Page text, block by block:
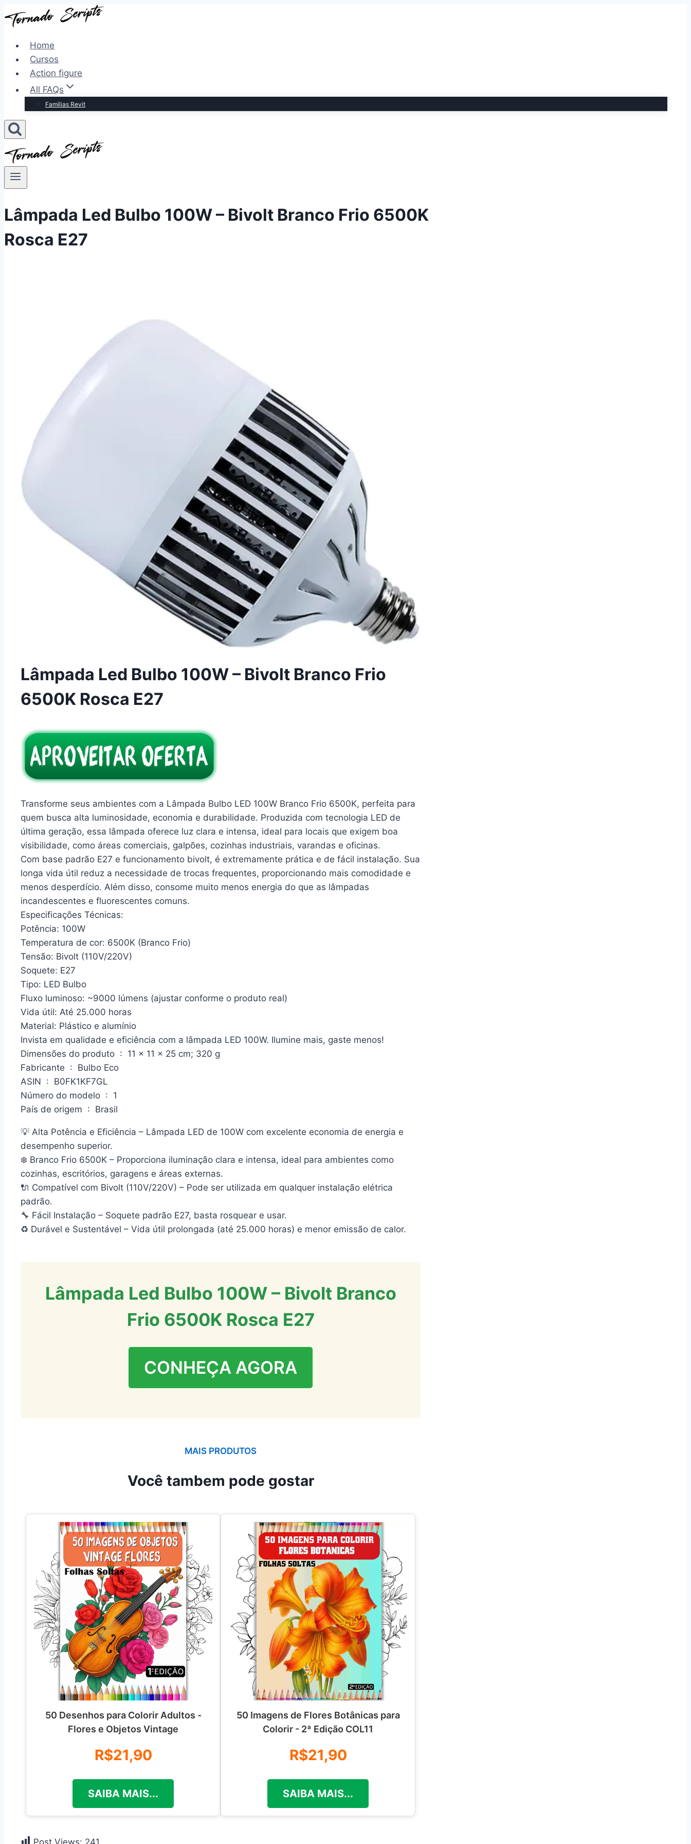
Pular
para
Conteúdo
Home
Cursos
Action figure
All FAQs
Famílias Revit
Lâmpada Led Bulbo 100W – Bivolt Branco Frio 6500K
Rosca E27
Lâmpada Led Bulbo 100W – Bivolt Branco Frio
6500K Rosca E27
Transforme seus ambientes com a Lâmpada Bulbo LED 100W Branco Frio 6500K, perfeita para
quem busca alta luminosidade, economia e durabilidade. Produzida com tecnologia LED de
última geração, essa lâmpada oferece luz clara e intensa, ideal para locais que exigem boa
visibilidade, como áreas comerciais, galpões, cozinhas industriais, varandas e oficinas.
Com base padrão E27 e funcionamento bivolt, é extremamente prática e de fácil instalação. Sua
longa vida útil reduz a necessidade de trocas frequentes, proporcionando mais comodidade e
menos desperdício. Além disso, consome muito menos energia do que as lâmpadas
incandescentes e fluorescentes comuns.
Especificações Técnicas:
Potência: 100W
Temperatura de cor: 6500K (Branco Frio)
Tensão: Bivolt (110V/220V)
Soquete: E27
Tipo: LED Bulbo
Fluxo luminoso: ~9000 lúmens (ajustar conforme o produto real)
Vida útil: Até 25.000 horas
Material: Plástico e alumínio
Invista em qualidade e eficiência com a lâmpada LED 100W. Ilumine mais, gaste menos!
Dimensões do produto ‏ : ‎ 11 x 11 x 25 cm; 320 g
Fabricante ‏ : ‎ Bulbo Eco
ASIN ‏ : ‎ B0FK1KF7GL
Número do modelo ‏ : ‎ 1
País de origem ‏ : ‎ Brasil
💡 Alta Potência e Eficiência – Lâmpada LED de 100W com excelente economia de energia e
desempenho superior.
❄️ Branco Frio 6500K – Proporciona iluminação clara e intensa, ideal para ambientes como
cozinhas, escritórios, garagens e áreas externas.
🔌 Compatível com Bivolt (110V/220V) – Pode ser utilizada em qualquer instalação elétrica
padrão.
🔧 Fácil Instalação – Soquete padrão E27, basta rosquear e usar.
♻️ Durável e Sustentável – Vida útil prolongada (até 25.000 horas) e menor emissão de calor.
Lâmpada Led Bulbo 100W – Bivolt Branco
Frio 6500K Rosca E27
CONHEÇA AGORA
MAIS PRODUTOS
Você tambem pode gostar
50 Desenhos para Colorir Adultos -
Flores e Objetos Vintage
R$21,90
SAIBA MAIS...
50 Imagens de Flores Botânicas para
Colorir - 2ª Edição COL11
R$21,90
SAIBA MAIS...
Post Views: 241